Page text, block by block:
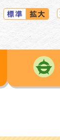
標準 拡大